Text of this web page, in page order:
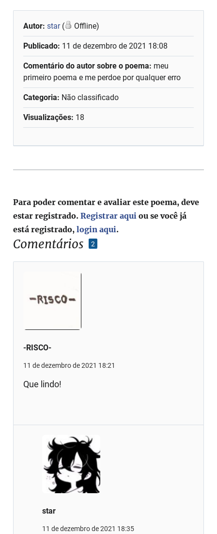
Autor:star( Offline)
Publicado: 11 de dezembro de 2021 18:08
Comentário do autor sobre o poema: meu
primeiro poema e me perdoe por qualquer erro
Categoria: Não classificado
Visualizações: 18
Comentários 2
-RISCO-
11 de dezembro de 2021 18:21
Que lindo!
star
11 de dezembro de 2021 18:35
Para poder comentar e avaliar este poema, deve
estar registrado.Registrar aqui ou se você já
está registrado,login aqui.